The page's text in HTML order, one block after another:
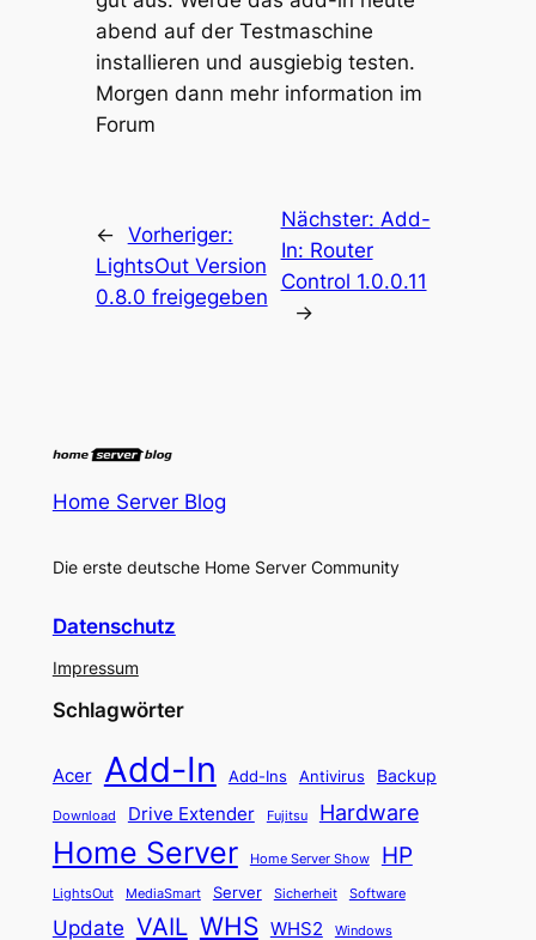
abend auf der Testmaschine
installieren und ausgiebig testen.
Morgen dann mehr information im
Forum
← Vorheriger:
LightsOut Version
0.8.0 freigegeben
Nächster: Add-
In: Router
Control 1.0.0.11
→
Home Server Blog
Die erste deutsche Home Server Community
Datenschutz
Impressum
Schlagwörter
Acer Add-In Add-Ins Antivirus Backup
Download Drive Extender Fujitsu Hardware
Home Server Home Server Show HP
LightsOut MediaSmart Server Sicherheit Software
Update VAIL WHS WHS2 Windows